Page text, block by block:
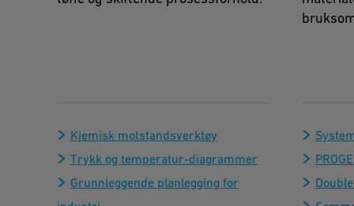
Kjemisk motstandsverktøy
Trykk og temperatur-diagrammer
Grunnleggende planlegging for